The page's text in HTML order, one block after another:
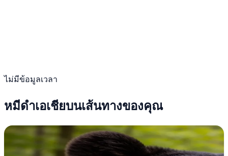
ไม่มีข้อมูลเวลา
หมีดำเอเชียบนเส้นทางของคุณ